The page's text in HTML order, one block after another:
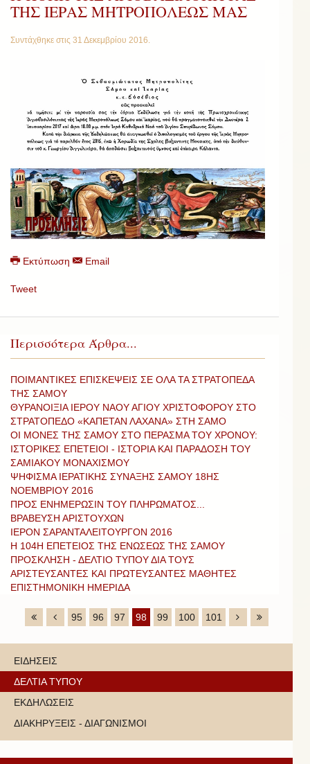
ΤΗΣ ΙΕΡΑΣ ΜΗΤΡΟΠΟΛΕΩΣ ΜΑΣ
Συντάχθηκε στις 31 Δεκεμβρίου 2016
Εκτύπωση Email
Tweet
Περισσότερα Άρθρα...
ΠΟΙΜΑΝΤΙΚΕΣ ΕΠΙΣΚΕΨΕΙΣ ΣΕ ΟΛΑ ΤΑ ΣΤΡΑΤΟΠΕΔΑ
ΤΗΣ ΣΑΜΟΥ
ΘΥΡΑΝΟΙΞΙΑ ΙΕΡΟΥ ΝΑΟΥ ΑΓΙΟΥ ΧΡΙΣΤΟΦΟΡΟΥ ΣΤΟ
ΣΤΡΑΤΟΠΕΔΟ «ΚΑΠΕΤΑΝ ΛΑΧΑΝΑ» ΣΤΗ ΣΑΜΟ
ΟΙ ΜΟΝΕΣ ΤΗΣ ΣΑΜΟΥ ΣΤΟ ΠΕΡΑΣΜΑ ΤΟΥ ΧΡΟΝΟΥ:
ΙΣΤΟΡΙΚΕΣ ΕΠΕΤΕΙΟΙ - ΙΣΤΟΡΙΑ ΚΑΙ ΠΑΡΑΔΟΣΗ ΤΟΥ
ΣΑΜΙΑΚΟΥ ΜΟΝΑΧΙΣΜΟΥ
ΨΗΦΙΣΜΑ ΙΕΡΑΤΙΚΗΣ ΣΥΝΑΞΗΣ ΣΑΜΟΥ 18ΗΣ
ΝΟΕΜΒΡΙΟΥ 2016
ΠΡΟΣ ΕΝΗΜΕΡΩΣΙΝ ΤΟΥ ΠΛΗΡΩΜΑΤΟΣ...
ΒΡΑΒΕΥΣΗ ΑΡΙΣΤΟΥΧΩΝ
ΙΕΡΟΝ ΣΑΡΑΝΤΑΛΕΙΤΟΥΡΓΟΝ 2016
Η 104Η ΕΠΕΤΕΙΟΣ ΤΗΣ ΕΝΩΣΕΩΣ ΤΗΣ ΣΑΜΟΥ
ΠΡΟΣΚΛΗΣΗ - ΔΕΛΤΙΟ ΤΥΠΟΥ ΔΙΑ ΤΟΥΣ
ΑΡΙΣΤΕΥΣΑΝΤΕΣ ΚΑΙ ΠΡΩΤΕΥΣΑΝΤΕΣ ΜΑΘΗΤΕΣ
ΕΠΙΣΤΗΜΟΝΙΚΗ ΗΜΕΡΙΔΑ
95 96 97 98 99 100 101
ΕΙΔΗΣΕΙΣ
ΔΕΛΤΙΑ ΤΥΠΟΥ
ΕΚΔΗΛΩΣΕΙΣ
ΔΙΑΚΗΡΥΞΕΙΣ - ΔΙΑΓΩΝΙΣΜΟΙ